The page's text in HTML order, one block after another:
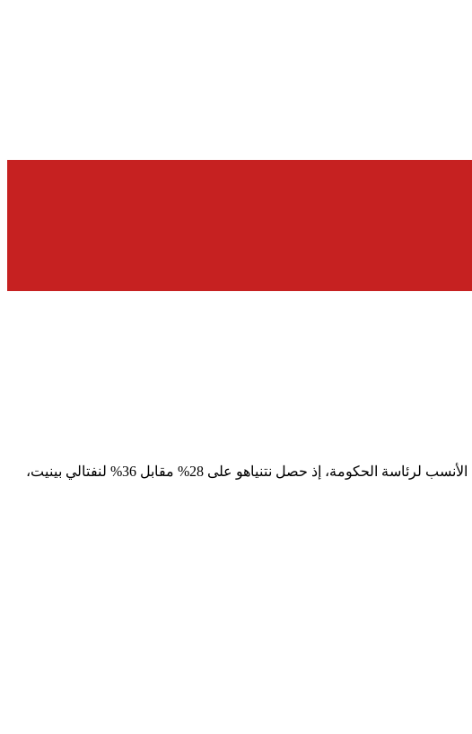
أظهر استطلاع للرأي أنه لأول مرة يتجاوز رئيس الوزراء السابق نفتالي بينيت رئيس الحكومة الحالي بنيامين نتنياهو في سؤال من الأنسب لرئاسة الحكومة، إذ حصل نتنياهو على 28% مقابل 36% لنفتالي بينيت،